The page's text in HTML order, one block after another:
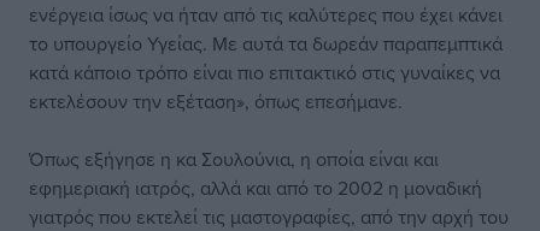
ενέργεια ίσως να ήταν από τις καλύτερες που έχει κάνει
το υπουργείο Υγείας. Με αυτά τα δωρεάν παραπεμπτικά
κατά κάποιο τρόπο είναι πιο επιτακτικό στις γυναίκες να
εκτελέσουν την εξέταση», όπως επεσήμανε.
Όπως εξήγησε η κα Σουλούνια, η οποία είναι και
εφημεριακή ιατρός, αλλά και από το 2002 η μοναδική
γιατρός που εκτελεί τις μαστογραφίες, από την αρχή του